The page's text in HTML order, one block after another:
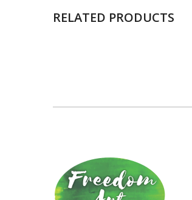
RELATED PRODUCTS